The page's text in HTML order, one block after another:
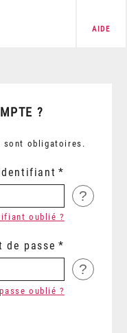
AIDE
?
sont obligatoires.
Identifiant
?
oublié ?
de passe
?
oublié ?